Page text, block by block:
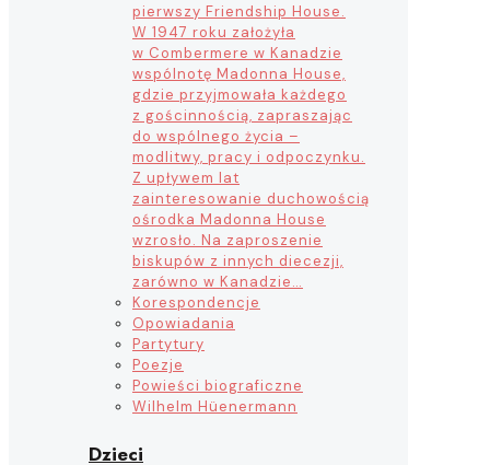
pierwszy Friendship House.
W 1947 roku założyła
w Combermere w Kanadzie
wspólnotę Madonna House,
gdzie przyjmowała każdego
z gościnnością, zapraszając
do wspólnego życia –
modlitwy, pracy i odpoczynku.
Z upływem lat
zainteresowanie duchowością
ośrodka Madonna House
wzrosło. Na zaproszenie
biskupów z innych diecezji,
zarówno w Kanadzie…
Korespondencje
Opowiadania
Partytury
Poezje
Powieści biograficzne
Wilhelm Hüenermann
Dzieci